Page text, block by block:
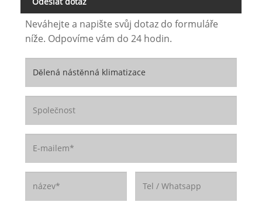
Neváhejte a napište svůj dotaz do formuláře
níže. Odpovíme vám do 24 hodin.